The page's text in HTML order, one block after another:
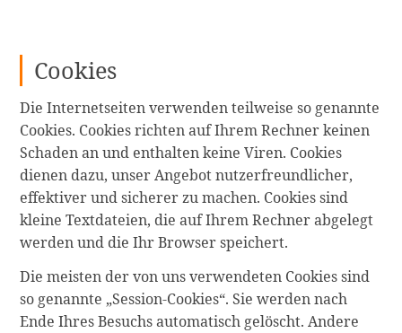
Cookies
Die Internetseiten verwenden teilweise so genannte
Cookies. Cookies richten auf Ihrem Rechner keinen
Schaden an und enthalten keine Viren. Cookies
dienen dazu, unser Angebot nutzerfreundlicher,
effektiver und sicherer zu machen. Cookies sind
kleine Textdateien, die auf Ihrem Rechner abgelegt
werden und die Ihr Browser speichert.
Die meisten der von uns verwendeten Cookies sind
so genannte „Session-Cookies“. Sie werden nach
Ende Ihres Besuchs automatisch gelöscht. Andere